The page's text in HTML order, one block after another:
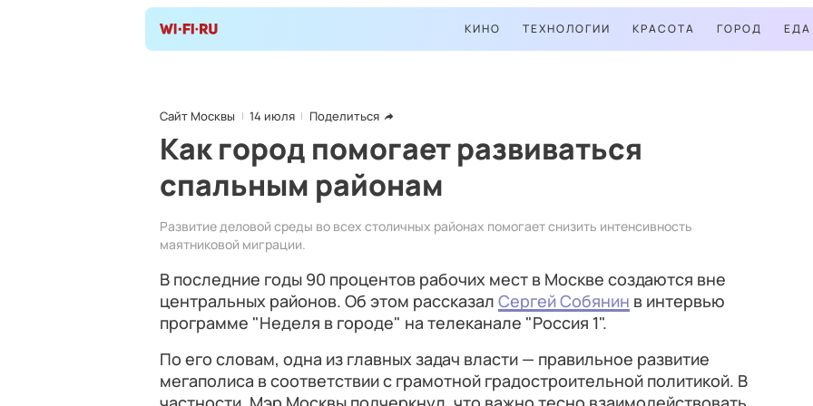
КИНО ТЕХНОЛОГИИ КРАСОТА ГОРОД ЕДА
Сайт Москвы 14 июля Поделиться
Как город помогает развиваться
спальным районам
Развитие деловой среды во всех столичных районах помогает снизить интенсивность
маятниковой миграции.
В последние годы 90 процентов рабочих мест в Москве создаются вне
центральных районов. Об этом рассказал Сергей Собянин в интервью
программе "Неделя в городе" на телеканале "Россия 1".
По его словам, одна из главных задач власти — правильное развитие
мегаполиса в соответствии с грамотной градостроительной политикой. В